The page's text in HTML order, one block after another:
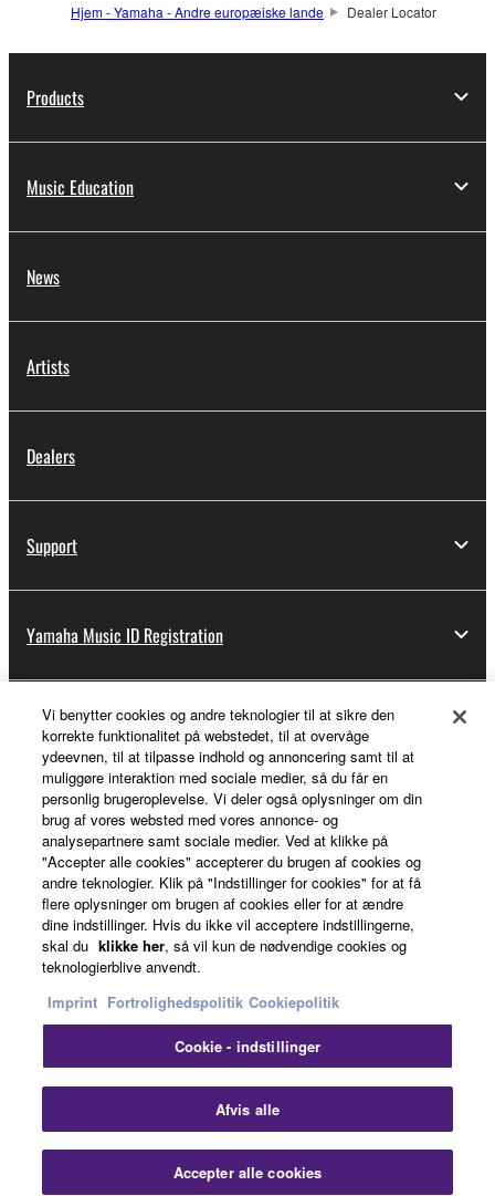
Hjem - Yamaha - Andre europæiske lande Dealer Locator
Products
Music Education
News
Artists
Dealers
Support
Yamaha Music ID Registration
About Yamaha
Danmark - English
Business
Kontakt osBetingelser og vilkårFortrolighedspolitik
CookiepolitikImprint
© Yamaha Corporation.
Vi benytter cookies og andre teknologier til at sikre den
korrekte funktionalitet på webstedet, til at overvåge
ydeevnen, til at tilpasse indhold og annoncering samt til at
muliggøre interaktion med sociale medier, så du får en
personlig brugeroplevelse. Vi deler også oplysninger om din
brug af vores websted med vores annonce- og
analysepartnere samt sociale medier. Ved at klikke på
"Accepter alle cookies" accepterer du brugen af cookies og
andre teknologier. Klik på "Indstillinger for cookies" for at få
flere oplysninger om brugen af cookies eller for at ændre
dine indstillinger. Hvis du ikke vil acceptere indstillingerne,
skal du klikke her, så vil kun de nødvendige cookies og
teknologierblive anvendt.
Imprint Fortrolighedspolitik Cookiepolitik
Cookie - indstillinger
Afvis alle
Accepter alle cookies